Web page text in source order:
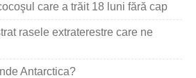
care a trăit 18 luni fără cap
rasele extraterestre care ne
Antarctica?